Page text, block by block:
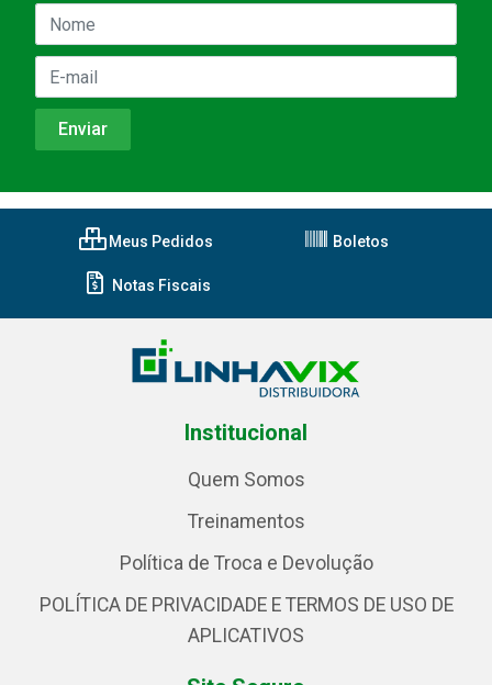
Meus Pedidos Boletos
Notas Fiscais
Institucional
Quem Somos
Treinamentos
Política de Troca e Devolução
POLÍTICA DE PRIVACIDADE E TERMOS DE USO DE
APLICATIVOS